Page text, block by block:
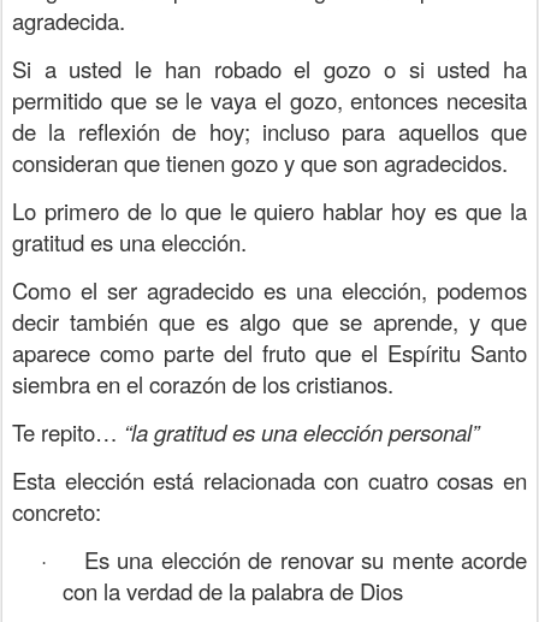
agradecida.
Si a usted le han robado el gozo o si usted ha
permitido que se le vaya el gozo, entonces necesita
de la reflexión de hoy; incluso para aquellos que
consideran que tienen gozo y que son agradecidos.
Lo primero de lo que le quiero hablar hoy es que la
gratitud es una elección.
Como el ser agradecido es una elección, podemos
decir también que es algo que se aprende, y que
aparece como parte del fruto que el Espíritu Santo
siembra en el corazón de los cristianos.
Te repito… “la gratitud es una elección personal”
Esta elección está relacionada con cuatro cosas en
concreto:
·
Es una elección de renovar su mente acorde
con la verdad de la palabra de Dios